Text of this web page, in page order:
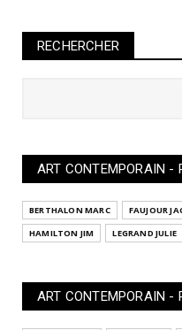
RECHERCHER
ART CONTEMPORAIN -
BERTHALON MARC FAUJOUR
HAMILTON JIM
LEGRAND JULIE
ART CONTEMPORAIN -